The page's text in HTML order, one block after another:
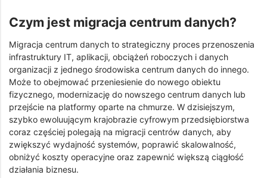
Czym jest migracja centrum danych?
Migracja centrum danych to strategiczny proces przenoszenia
infrastruktury IT, aplikacji, obciążeń roboczych i danych
organizacji z jednego środowiska centrum danych do innego.
Może to obejmować przeniesienie do nowego obiektu
fizycznego, modernizację do nowszego centrum danych lub
przejście na platformy oparte na chmurze. W dzisiejszym,
szybko ewoluującym krajobrazie cyfrowym przedsiębiorstwa
coraz częściej polegają na migracji centrów danych, aby
zwiększyć wydajność systemów, poprawić skalowalność,
obniżyć koszty operacyjne oraz zapewnić większą ciągłość
działania biznesu.